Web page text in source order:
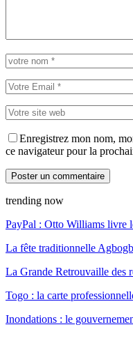
Enregistrez mon nom,
ce navigateur pour la
trending now
PayPal : Otto Williams livre
La fête traditionnelle
La Grande Retrouvaille des
Togo : la carte
Inondations : le